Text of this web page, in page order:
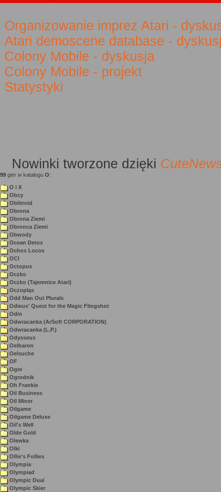
Organizowanie imprez Atari -
Atari demoscene database -
Colony Mobile - dyskusja
Colony Mobile - projekt
Statystyki
Nowinki tworzone dzięki
99 gier w katalogu O:
O i X
Obcy
Oblitroid
Obrona
Obrona Ziemi
Obronca Ziemi
Obwody
Ocean Detox
Ochos Locos
OCI
Octopus
Oczko
Oczko (Tajemnice Atari)
Oczopląs
Odd Man Out Plurals
Odieus' Quest for the Magic Flingshot
Odin
Odwracanka (ArSoft CORPORATION)
Odwracanka (L.P.)
Odysseus
Oelbaron
Oelsuche
OF
Ogre
Ogrodnik
Oh Frankie
Oil Business
Oil Miner
Oilgame
Oilgame Deluxe
Oil's Well
Olde Gold
Olewka
Olki
Ollie's Follies
Olympia
Olympiad
Olympic Dual
Olympic Skier